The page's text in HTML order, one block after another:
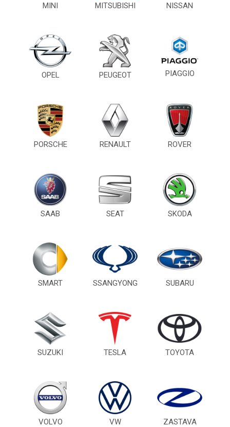
MINI MITSUBISHI NISSAN
OPEL PEUGEOT PIAGGIO
PORSCHE RENAULT ROVER
SAAB SEAT SKODA
SMART SSANGYONG SUBARU
SUZUKI TESLA TOYOTA
VOLVO VW ZASTAVA